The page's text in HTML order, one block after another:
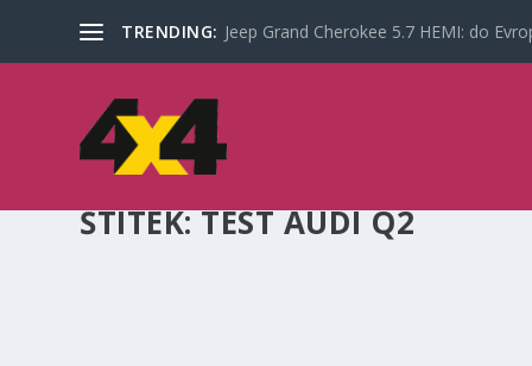
TRENDING: Jeep Grand Cherokee 5.7 HEMI: do
ŠTÍTEK:TEST AUDI Q2